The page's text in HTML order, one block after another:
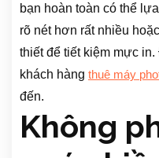
bạn hoàn toàn có thể
rõ nét hơn rất nhiều
thiết để tiết kiệm mực
khách hàng thuê máy
đến.
Không